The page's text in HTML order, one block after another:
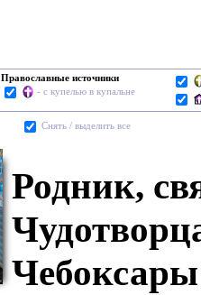
Православные источники
- с купелью в купальне
Cнять / выделить все
Родник,
Чебоксары